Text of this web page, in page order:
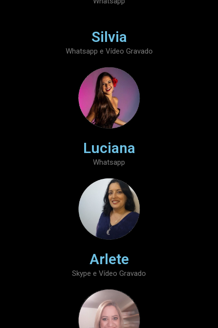
Silvia
Whatsapp e Vídeo Gravado
Luciana
Whatsapp
Arlete
Skype e Vídeo Gravado